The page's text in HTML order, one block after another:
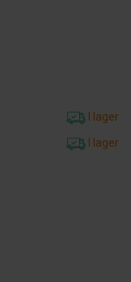
I lager
I lager